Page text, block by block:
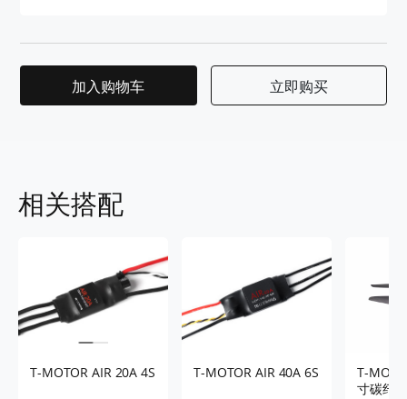
加入购物车 立即购买
相关搭配
T-MOTOR AIR 20A 4S T-MOTOR AIR 40A 6S
T-
寸碳纤